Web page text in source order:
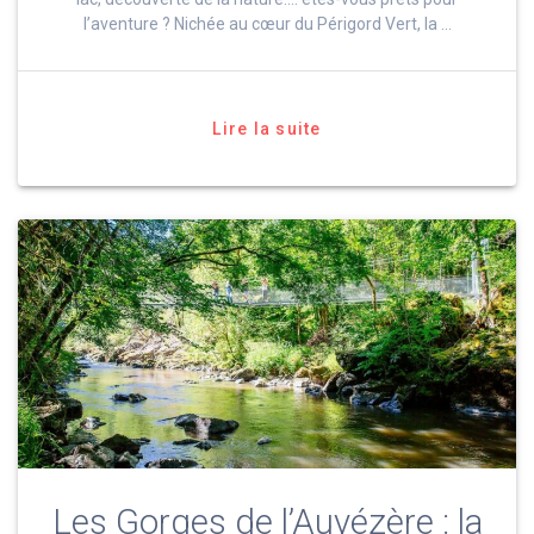
l’aventure ? Nichée au cœur du Périgord Vert, la …
Lire la suite
Les Gorges de l’Auvézère : la